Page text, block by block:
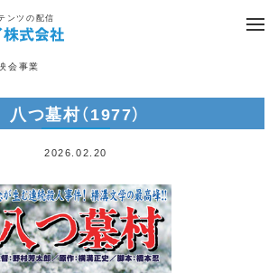
ンツの配信
会事業
八つ墓村（1977）
2026.02.20